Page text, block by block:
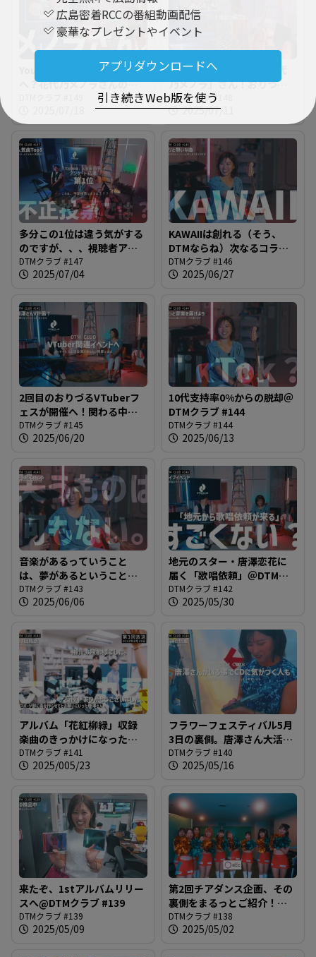
広島密着RCCの番組動画配信
豪華なプレゼントやイベント
アプリダウンロードへ
引き続きWeb版を使う
YouはどうしてDTMクラブ
へ？花代乃メノラさんの
「きっかけ」をインタビュ
ー＠DTMクラブ #149
今回のコラボ相手は「花代
乃メノラ」さん！おりづる
VTuberフェス2回目に向け
たスペシャルインタビュー
をお送りします＠DTMクラ
ブ #148
DTMクラブ #148
2025/07/11
多分この1位は違う気がする
のですが、、、視聴者アン
ケーを集計した結果わかっ
たアルバム人気曲ベスト５
ブ #147
DTMクラブ #147
2025/07/04
KAWAIIは創れる（そう、
DTMならね）次なるコラボ
曲、目指すはコールアンド
レスポンス！＠DTMクラブ
DTMクラブ #146
2025/06/27
2回目のおりづるVTuberフ
ェスが開催へ！関わる中で
唐澤さんもVTuberに興味
が？？？＠DTMクラブ #145
DTMクラブ #145
2025/06/20
10代支持率0%からの脱却＠
DTMクラブ #144
DTMクラブ #144
2025/06/13
音楽があるっていうこと
は、夢があるということ＠
DTMクラブ #143
DTMクラブ #143
2025/06/06
地元のスター・唐澤恋花に
届く「歌唱依頼」＠DTMク
ラブ #142
DTMクラブ #142
2025/05/30
アルバム「花紅柳緑」収録
楽曲のきっかけになった企
画をまとめて振り返りま
す！＠DTMクラブ #141
DTMクラブ #141
2025/005/23
フラワーフェスティバル5月
3日の裏側。唐澤さん大活躍
＠DTMクラブ #140
DTMクラブ #140
2025/05/16
来たぞ、1stアルバムリリー
スへ@DTMクラブ #139
DTMクラブ #139
2025/05/09
第2回チアダンス企画、その
裏側をまるっとご紹介！！
＠DTMクラブ #138
DTMクラブ #138
2025/05/02